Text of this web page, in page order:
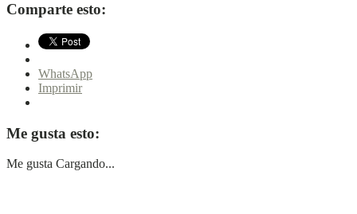
Comparte esto:
WhatsApp
Imprimir
Me gusta esto:
Me gusta Cargando...